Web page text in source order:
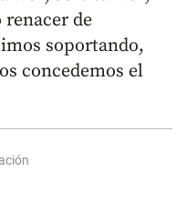
de
soportando,
concedemos el